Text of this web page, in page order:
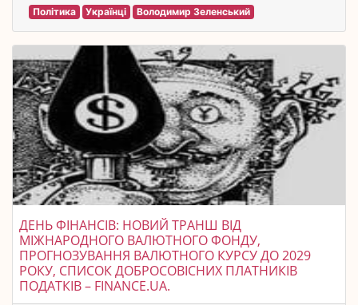
Політика Українці Володимир Зеленський
ДЕНЬ ФІНАНСІВ: НОВИЙ ТРАНШ ВІД
МІЖНАРОДНОГО ВАЛЮТНОГО ФОНДУ,
ПРОГНОЗУВАННЯ ВАЛЮТНОГО КУРСУ ДО 2029
РОКУ, СПИСОК ДОБРОСОВІСНИХ ПЛАТНИКІВ
ПОДАТКІВ – FINANCE.UA.